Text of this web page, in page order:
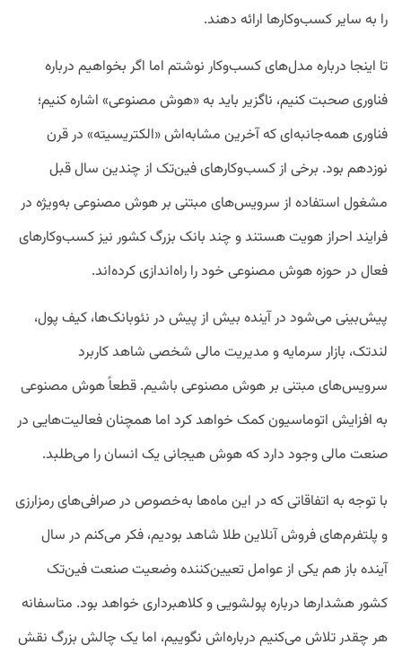
را به سایر کسب‌وکارها ارائه دهند.
تا اینجا درباره مدل‌های کسب‌وکار نوشتم اما اگر بخواهیم درباره
فناوری صحبت کنیم، ناگزیر باید به «هوش مصنوعی» اشاره کنیم؛
فناوری همه‌جانبه‌ای که آخرین مشابه‌اش «الکتریسیته» در قرن
نوزدهم بود. برخی از کسب‌وکارهای فین‌تک از چندین سال قبل
مشغول استفاده از سرویس‌های مبتنی بر هوش مصنوعی به‌ویژه در
فرایند احراز هویت هستند و چند بانک بزرگ کشور نیز کسب‌وکارهای
فعال در حوزه هوش مصنوعی خود را راه‌اندازی کرده‌اند.
پیش‌بینی می‌شود در آینده بیش از پیش در نئوبانک‌ها، کیف پول،
لندتک، بازار سرمایه و مدیریت مالی شخصی شاهد کاربرد
سرویس‌های مبتنی بر هوش مصنوعی باشیم. قطعاً هوش مصنوعی
به افزایش اتوماسیون کمک خواهد کرد اما همچنان فعالیت‌هایی در
صنعت مالی وجود دارد که هوش هیجانی یک انسان را می‌طلبد.
با توجه به اتفاقاتی که در این ماه‌ها به‌خصوص در صرافی‌های رمزارزی
و پلتفرم‌های فروش آنلاین طلا شاهد بودیم، فکر می‌کنم در سال
آینده باز هم یکی از عوامل تعیین‌کننده وضعیت صنعت فین‌تک
کشور هشدارها درباره پولشویی و کلاهبرداری خواهد بود. متاسفانه
هر چقدر تلاش می‌کنیم درباره‌اش نگوییم، اما یک چالش بزرگ نقش